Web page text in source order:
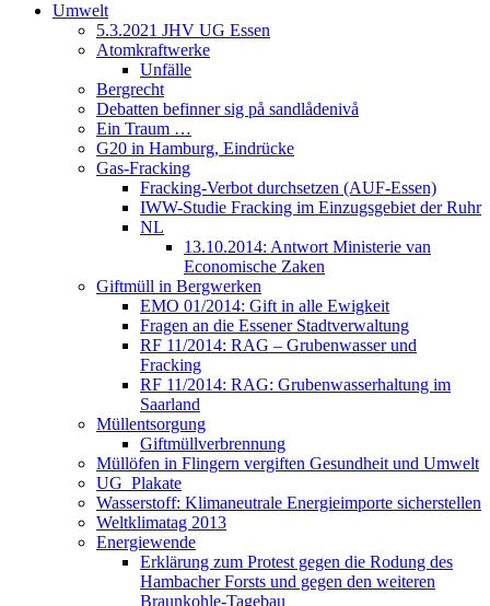
Umwelt
5.3.2021 JHV UG Essen
Atomkraftwerke
Unfälle
Bergrecht
Debatten befinner sig på sandlådenivå
Ein Traum …
G20 in Hamburg, Eindrücke
Gas-Fracking
Fracking-Verbot durchsetzen (AUF-Essen)
IWW-Studie Fracking im Einzugsgebiet der Ruhr
NL
13.10.2014: Antwort Ministerie van
Economische Zaken
Giftmüll in Bergwerken
EMO 01/2014: Gift in alle Ewigkeit
Fragen an die Essener Stadtverwaltung
RF 11/2014: RAG – Grubenwasser und
Fracking
RF 11/2014: RAG: Grubenwasserhaltung im
Saarland
Müllentsorgung
Giftmüllverbrennung
Müllöfen in Flingern vergiften Gesundheit und Umwelt
UG_Plakate
Wasserstoff: Klimaneutrale Energieimporte sicherstellen
Weltklimatag 2013
Energiewende
Erklärung zum Protest gegen die Rodung des
Hambacher Forsts und gegen den weiteren
Braunkohle-Tagebau